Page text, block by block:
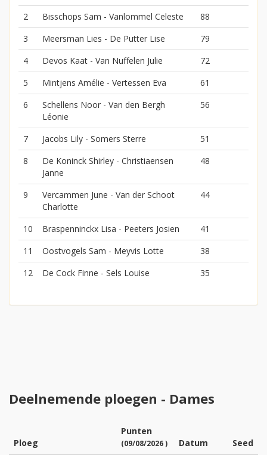
2
Bisschops Sam - Vanlommel Celeste
88
3
Meersman Lies - De Putter Lise
79
4
Devos Kaat - Van Nuffelen Julie
72
5
Mintjens Amélie - Vertessen Eva
61
6
Schellens Noor - Van den Bergh
Léonie
56
7 Jacobs Lily - Somers Sterre
51
8
De Koninck Shirley - Christiaensen
Janne
48
9
Vercammen June - Van der Schoot
Charlotte
44
10 Braspenninckx Lisa - Peeters Josien
41
11
Oostvogels Sam - Meyvis Lotte
38
12
De Cock Finne - Sels Louise 35
Deelnemende ploegen - Dames
Ploeg
Punten
(09/08/2026 ) Datum
Seed